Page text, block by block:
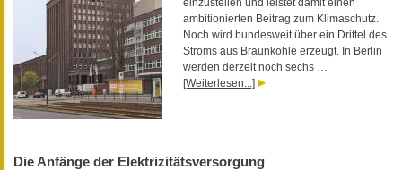
ambitionierten Beitrag zum Klimaschutz.
Noch wird bundesweit über ein Drittel des
Stroms aus Braunkohle erzeugt. In Berlin
werden derzeit noch sechs …
[Weiterlesen...]
Die Anfänge der Elektrizitätsversorgung